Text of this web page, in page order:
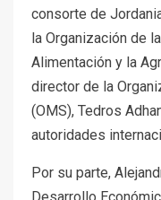
consorte de
la Organización de
Alimentación y la
director de la
(OMS), Tedros
autoridades
Por su parte,